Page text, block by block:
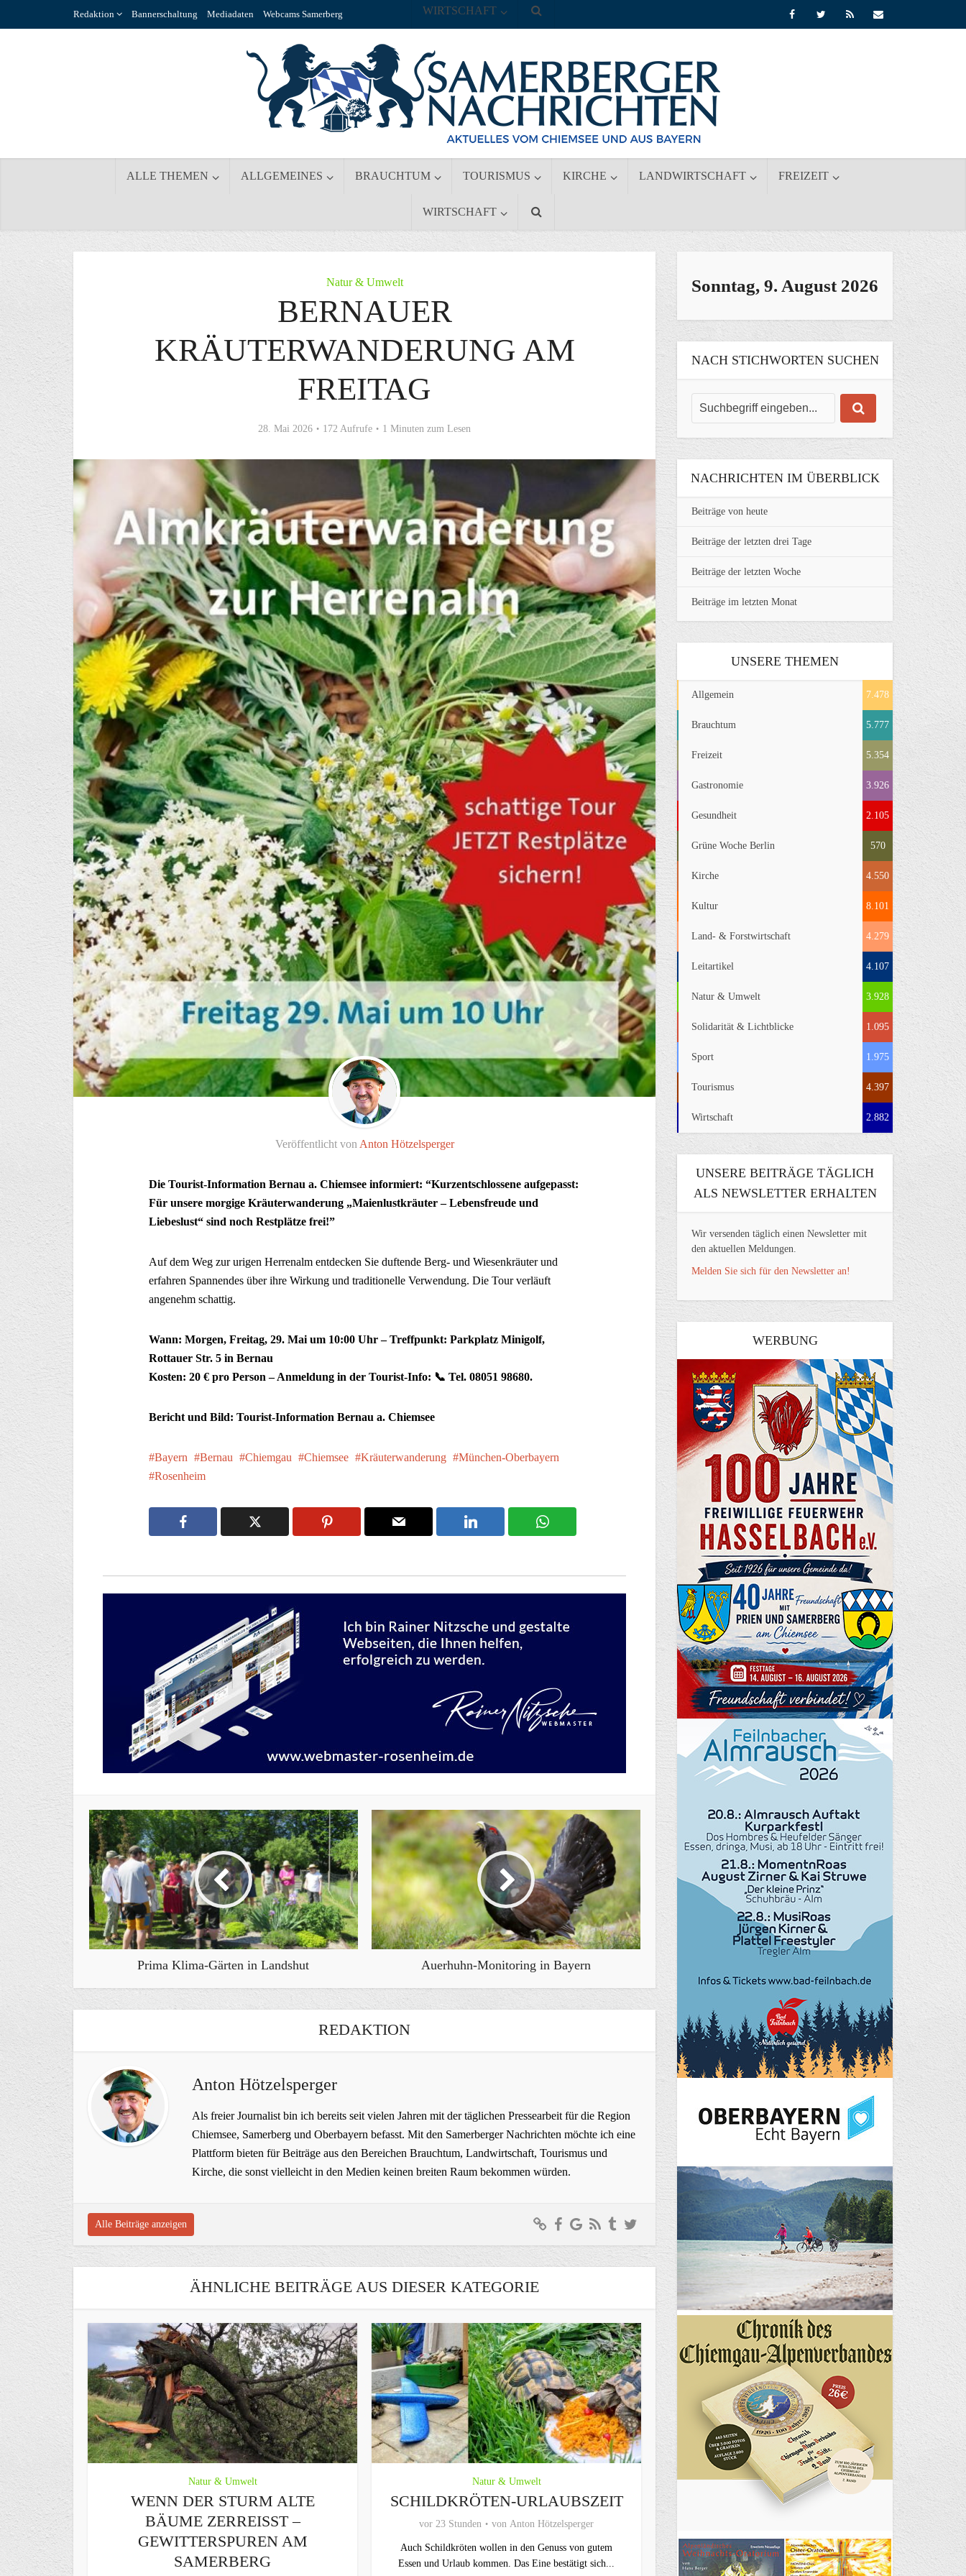
Redaktion Bannerschaltung Mediadaten Webcams Samerberg
ALLE THEMEN ALLGEMEINES BRAUCHTUM TOURISMUS KIRCHE LANDWIRTSCHAFT FREIZEIT
WIRTSCHAFT
WIRTSCHAFT
Natur & Umwelt
BERNAUER
KRÄUTERWANDERUNG AM
FREITAG
28. Mai 2026 172 Aufrufe 1 Minuten zum Lesen
Veröffentlicht von Anton Hötzelsperger
Die Tourist-Information Bernau a. Chiemsee informiert: “Kurzentschlossene aufgepasst:
Für unsere morgige Kräuterwanderung „Maienlustkräuter – Lebensfreude und
Liebeslust“ sind noch Restplätze frei!”
Auf dem Weg zur urigen Herrenalm entdecken Sie duftende Berg- und Wiesenkräuter und
erfahren Spannendes über ihre Wirkung und traditionelle Verwendung. Die Tour verläuft
angenehm schattig.
Wann: Morgen, Freitag, 29. Mai um 10:00 Uhr – Treffpunkt: Parkplatz Minigolf,
Rottauer Str. 5 in Bernau
Kosten: 20 € pro Person – Anmeldung in der Tourist-Info: 📞 Tel. 08051 98680.
Bericht und Bild: Tourist-Information Bernau a. Chiemsee
Bayern Bernau Chiemgau Chiemsee Kräuterwanderung
München-Oberbayern
Rosenheim
Prima Klima-Gärten in Landshut Auerhuhn-Monitoring in Bayern
REDAKTION
Anton Hötzelsperger
Als freier Journalist bin ich bereits seit vielen Jahren mit der täglichen Pressearbeit für die Region
Chiemsee, Samerberg und Oberbayern befasst. Mit den Samerberger Nachrichten möchte ich eine
Plattform bieten für Beiträge aus den Bereichen Brauchtum, Landwirtschaft, Tourismus und
Kirche, die sonst vielleicht in den Medien keinen breiten Raum bekommen würden.
Alle Beiträge anzeigen
ÄHNLICHE BEITRÄGE AUS DIESER KATEGORIE
Natur & Umwelt
WENN DER STURM ALTE
BÄUME ZERREISST – G
EWITTERSPUREN AM S
AMERBERG
Natur & Umwelt
SCHILDKRÖTEN-URLAUBSZEIT
vor 23 Stunden von Anton Hötzelsperger
Auch Schildkröten wollen in den Genuss von gutem
Essen und Urlaub kommen. Das Eine bestätigt sich...
Sonntag, 9. August 2026
NACH STICHWORTEN SUCHEN
NACHRICHTEN IM ÜBERBLICK
Beiträge von heute
Beiträge der letzten drei Tage
Beiträge der letzten Woche
Beiträge im letzten Monat
UNSERE THEMEN
Allgemein 7.478
Brauchtum 5.777
Freizeit 5.354
Gastronomie 3.926
Gesundheit 2.105
Grüne Woche Berlin 570
Kirche 4.550
Kultur 8.101
Land- & Forstwirtschaft 4.279
Leitartikel 4.107
Natur & Umwelt 3.928
Solidarität & Lichtblicke 1.095
Sport 1.975
Tourismus 4.397
Wirtschaft 2.882
UNSERE BEITRÄGE TÄGLICH
ALS NEWSLETTER ERHALTEN
Wir versenden täglich einen Newsletter mit
den aktuellen Meldungen.
Melden Sie sich für den Newsletter an!
WERBUNG